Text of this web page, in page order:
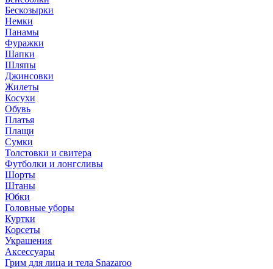
Бескозырки
Немки
Панамы
Фуражки
Шапки
Шляпы
Джинсовки
Жилеты
Косухи
Обувь
Платья
Плащи
Сумки
Толстовки и свитера
Футболки и лонгсливы
Шорты
Штаны
Юбки
Головные уборы
Куртки
Корсеты
Украшения
Аксессуары
Грим для лица и тела Snazaroo